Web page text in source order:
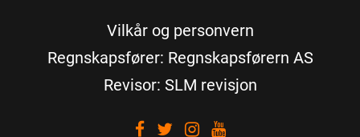
Vilkår og personvern
Regnskapsfører: Regnskapsførern AS
Revisor: SLM revisjon
Visit VisitVisitVisit